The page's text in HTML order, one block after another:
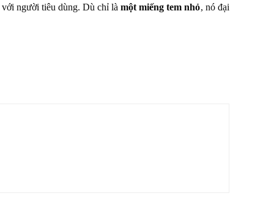
với người tiêu dùng. Dù chỉ làmột miếng tem nhỏ, nó đại